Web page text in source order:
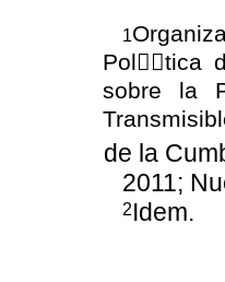
1
Pol￿￿tica
sobre la
de la
2011;
2Idem.